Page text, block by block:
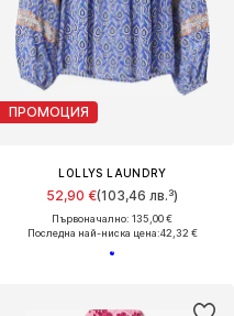
ПРОМОЦИЯ
LOLLYS LAUNDRY
52,90 €(103,46 лв.³)
Първоначално: 135,00 €
Последна най-ниска цена:42,32 €